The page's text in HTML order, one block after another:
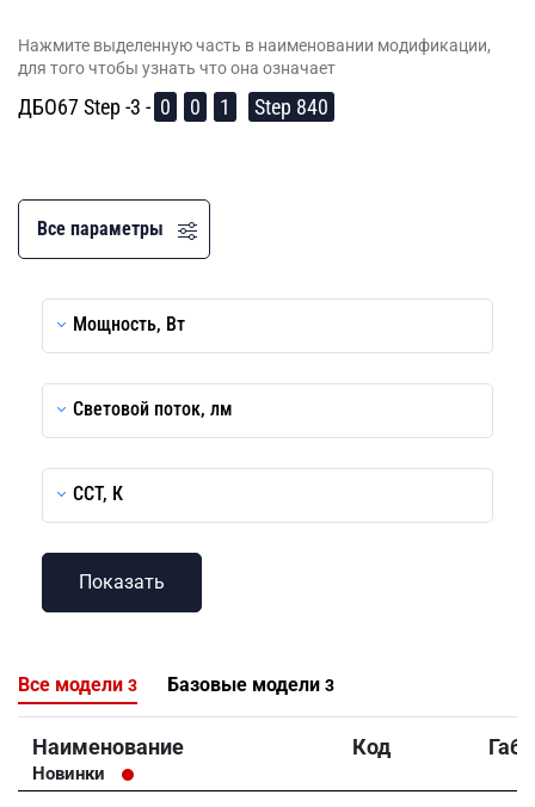
Нажмите выделенную часть в наименовании модификации,
для того чтобы узнать что она означает
ДБО67 Step -3 - 0 0 1 Step 840
Все параметры
Мощность, Вт
Световой поток, лм
CCT, К
Все модели 3 Базовые модели 3
Наименование
Новинки
Код